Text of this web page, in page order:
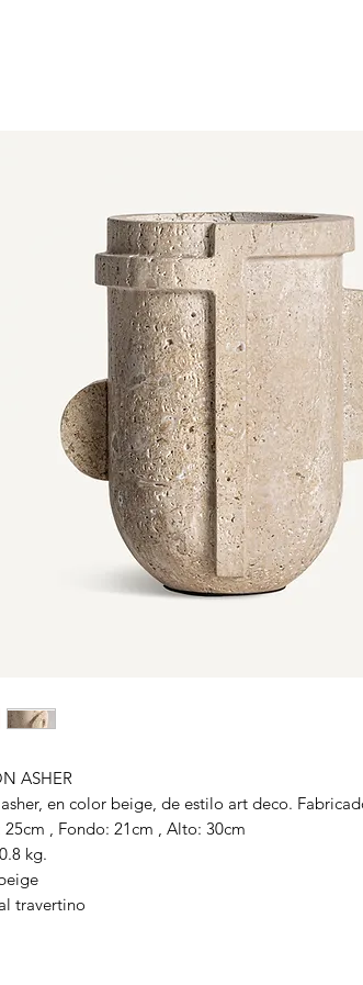
ASHER
en color beige, de estilo art deco.
25cm , Fondo: 21cm , Alto: 30cm
kg.
travertino